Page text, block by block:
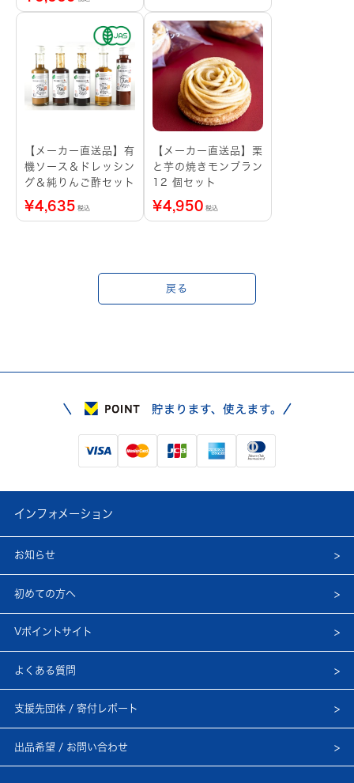
【メーカー直送品】有
機ソース＆ドレッシン
グ＆純りんご酢セット
¥4,635 税込
【メーカー直送品】栗
と芋の焼きモンブラン
12 個セット
¥4,950 税込
戻る
インフォメーション
お知らせ
初めての方へ
Vポイントサイト
よくある質問
支援先団体 / 寄付レポート
出品希望 / お問い合わせ